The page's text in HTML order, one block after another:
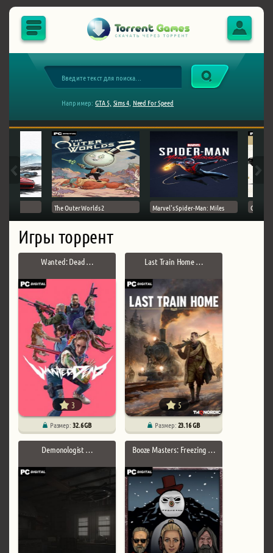
Например: GTA 5, Sims 4, Need For Speed
The Outer Worlds 2 Marvel's Spider-Man: Miles Ghost
Игры торрент
Wanted: Dead …
3
Размер:32.6 GB
Last Train Home …
5
Размер:23.16 GB
Demonologist … Booze Masters: Freezing …